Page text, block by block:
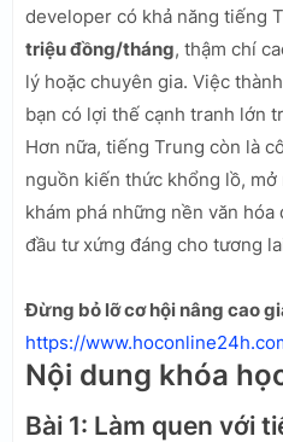
developer có khả năng tiếng
triệu đồng/tháng, thậm chí
lý hoặc chuyên gia. Việc
bạn có lợi thế cạnh tranh lớn
Hơn nữa, tiếng Trung còn là
nguồn kiến thức khổng lồ,
khám phá những nền văn
đầu tư xứng đáng cho tương
Đừng bỏ lỡ cơ hội nâng cao
https://
Nội dung khóa
Bài 1: Làm quen với